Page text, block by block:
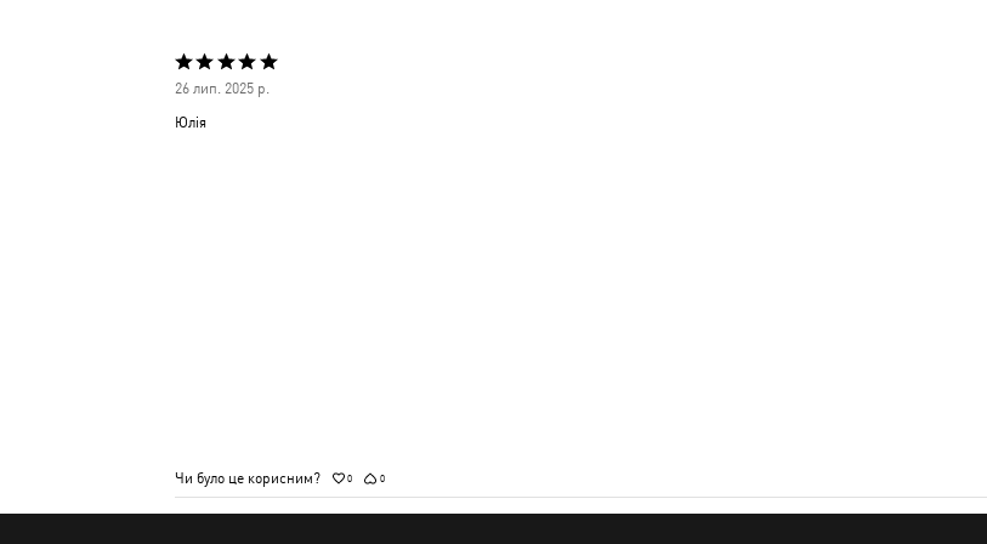
Оцінено
26 лип. 2025 р.
Юлія
Чи було це корисним? 0 0